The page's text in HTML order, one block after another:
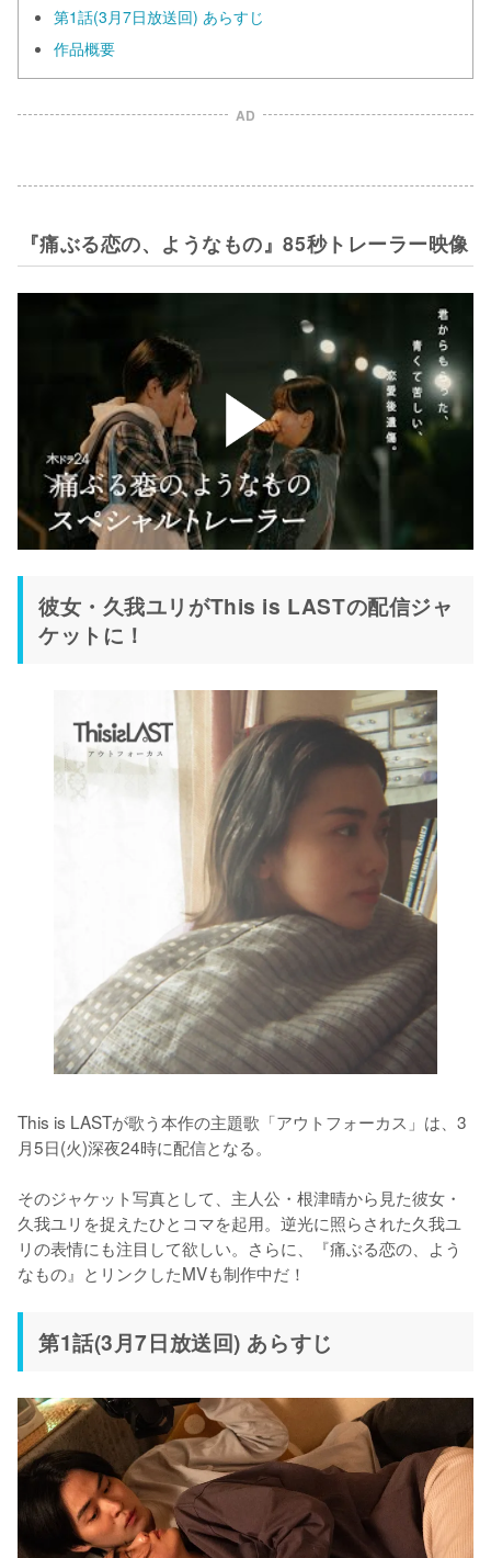
第1話(3⽉7⽇放送回) あらすじ
作品概要
AD
『痛ぶる恋の、ようなもの』85秒トレーラー映像
彼⼥・久我ユリがThis is LASTの配信ジャ
ケットに！
This is LASTが歌う本作の主題歌「アウトフォーカス」は、3
⽉5⽇(⽕)深夜24時に配信となる。
そのジャケット写真として、主⼈公・根津晴から⾒た彼⼥・
久我ユリを捉えたひとコマを起⽤。逆光に照らされた久我ユ
リの表情にも注目して欲しい。さらに、『痛ぶる恋の、よう
なもの』とリンクしたMVも制作中だ！
第1話(3⽉7⽇放送回) あらすじ